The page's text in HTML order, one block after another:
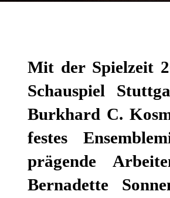
Mit der Spielzeit
Schauspiel
Burkhard C.
festes
prägende
Bernadette